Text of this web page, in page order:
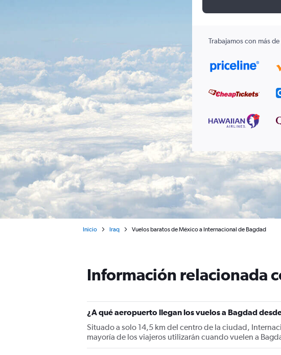
Trabajamos con más
Inicio Iraq Vuelos baratos de México a Internacional de Bagdad
Información relacionada
¿A qué aeropuerto llegan los vuelos a Bagdad
Situado a solo 14,5 km del centro de la ciudad,
mayoría de los viajeros utilizarán cuando vuelen a